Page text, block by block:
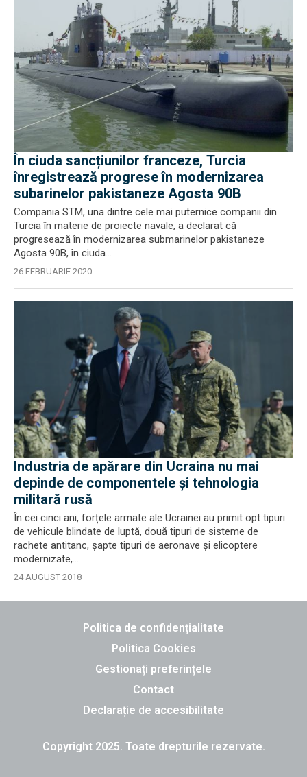
În ciuda sancțiunilor franceze, Turcia
înregistrează progrese în modernizarea
subarinelor pakistaneze Agosta 90B
Compania STM, una dintre cele mai puternice companii din
Turcia în materie de proiecte navale, a declarat că
progresează în modernizarea submarinelor pakistaneze
Agosta 90B, în ciuda...
26 FEBRUARIE 2020
Industria de apărare din Ucraina nu mai
depinde de componentele şi tehnologia
militară rusă
În cei cinci ani, forțele armate ale Ucrainei au primit opt tipuri
de vehicule blindate de luptă, două tipuri de sisteme de
rachete antitanc, șapte tipuri de aeronave și elicoptere
modernizate,...
24 AUGUST 2018
Politica de confidențialitate
Politica Cookies
Gestionați preferințele
Contact
Declarație de accesibilitate
Copyright 2025. Toate drepturile rezervate.